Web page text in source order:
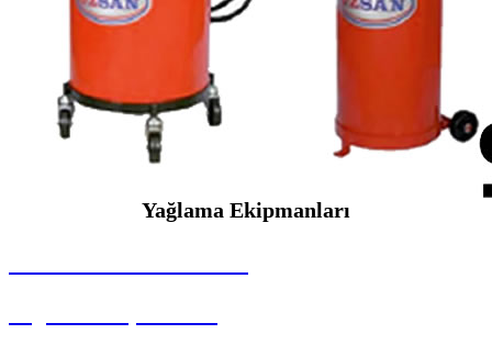
Yağlama Ekipmanları